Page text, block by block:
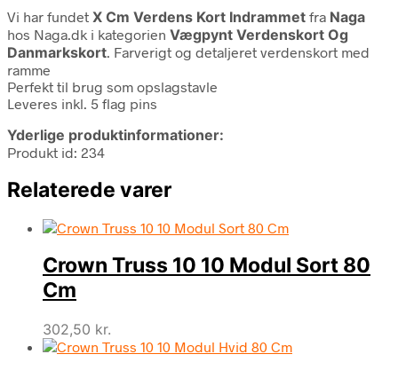
Vi har fundet X Cm Verdens Kort Indrammet fra Naga
hos Naga.dk i kategorien Vægpynt Verdenskort Og
Danmarkskort. Farverigt og detaljeret verdenskort med
ramme
Perfekt til brug som opslagstavle
Leveres inkl. 5 flag pins
Yderlige produktinformationer:
Produkt id: 234
Relaterede varer
Crown Truss 10 10 Modul Sort 80
Cm
302,50 kr.